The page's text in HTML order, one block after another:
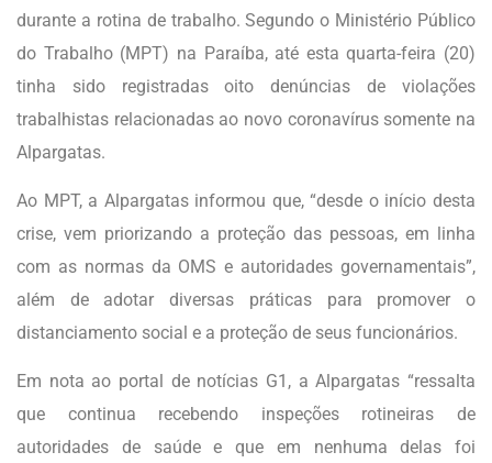
durante a rotina de trabalho. Segundo o Ministério Público
do Trabalho (MPT) na Paraíba, até esta quarta-feira (20)
tinha sido registradas oito denúncias de violações
trabalhistas relacionadas ao novo coronavírus somente na
Alpargatas.
Ao MPT, a Alpargatas informou que, “desde o início desta
crise, vem priorizando a proteção das pessoas, em linha
com as normas da OMS e autoridades governamentais”,
além de adotar diversas práticas para promover o
distanciamento social e a proteção de seus funcionários.
Em nota ao portal de notícias G1, a Alpargatas “ressalta
que continua recebendo inspeções rotineiras de
autoridades de saúde e que em nenhuma delas foi